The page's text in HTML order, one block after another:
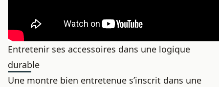
Entretenir ses accessoires dans une logique
durable
Une montre bien entretenue s’inscrit dans une